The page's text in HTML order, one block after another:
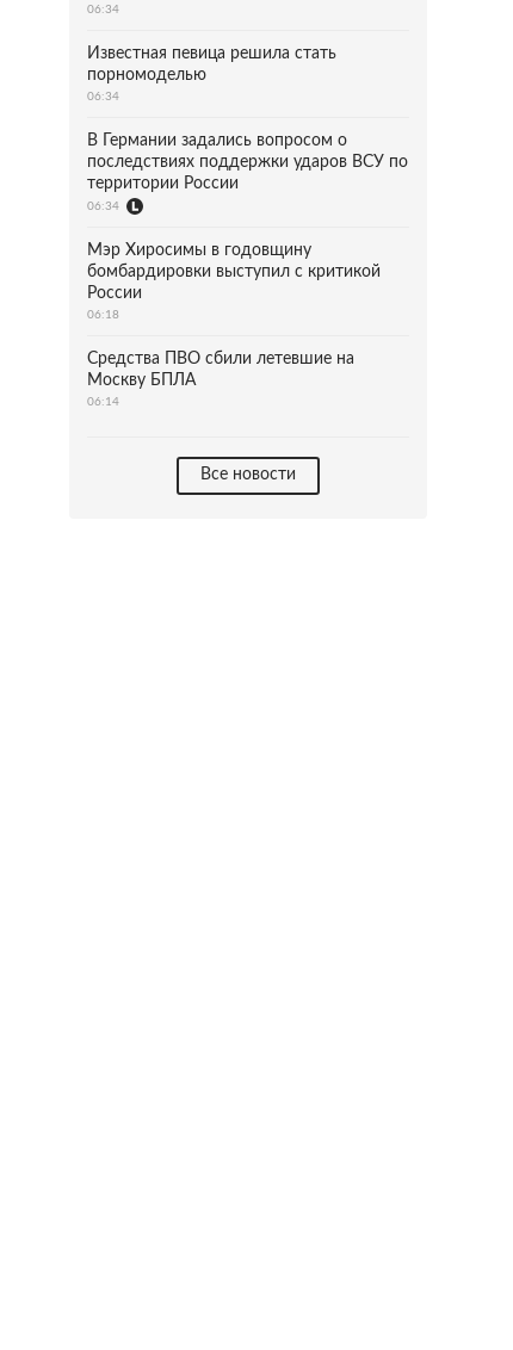
06:34
Известная певица решила стать
порномоделью
06:34
В Германии задались вопросом о
последствиях поддержки ударов ВСУ по
территории России
06:34
Мэр Хиросимы в годовщину
бомбардировки выступил с критикой
России
06:18
Средства ПВО сбили летевшие на
Москву БПЛА
06:14
Все новости